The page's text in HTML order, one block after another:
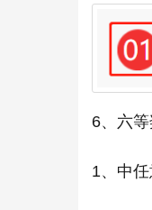
6、六
1、中